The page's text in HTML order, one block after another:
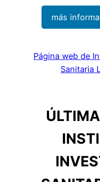
más
Página web de
Sanitaria